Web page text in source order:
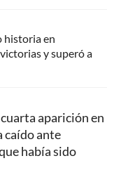
historia en
y superó a
aparición en
caído ante
había sido